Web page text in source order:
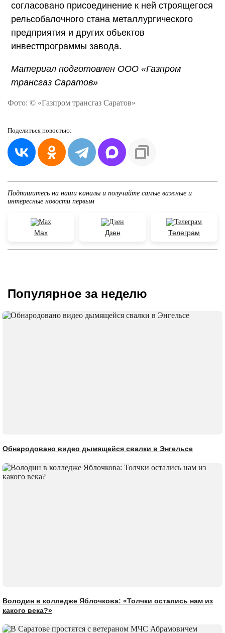
согласовано присоединение к ней строящегося
рельсобалочного стана металлургического
предприятия и других объектов
инвестпрограммы завода.
Материал подготовлен ООО «Газпром
трансгаз Саратов»
Фото: © «Газпром трансгаз Саратов»
Поделиться новостью:
Подпишитесь на наши каналы и получайте самые важные и
интересные новости первым
Max Дзен Телеграм
Популярное за неделю
Обнародовано видео дымящейся свалки в Энгельсе
Володин в колледже Яблочкова: «Толчки остались нам из
какого века?»